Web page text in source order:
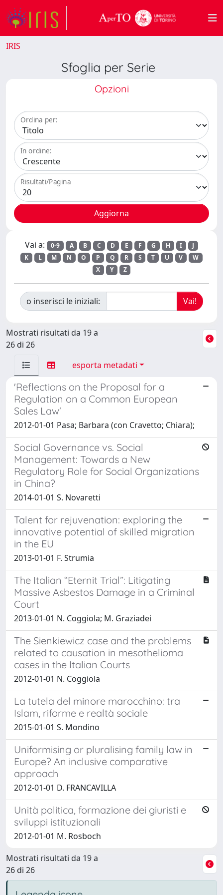
IRIS
Sfoglia per Serie
Opzioni
Ordina per:
In ordine:
Risultati/Pagina
Vai a: 0-9 A B C D E F G H I
J
K
L M N O P Q R S T U V
W
X
Y Z
o inserisci le iniziali:
Mostrati risultati da 19 a
26 di 26
esporta metadati
'Reflections on the Proposal for a
Regulation on a Common European
Sales Law'
2012-01-01 Pasa; Barbara (con Cravetto; Chiara);
Social Governance vs. Social
Management: Towards a New
Regulatory Role for Social Organizations
in China?
2014-01-01 S. Novaretti
Talent for rejuvenation: exploring the
innovative potential of skilled migration
in the EU
2013-01-01 F. Strumia
The Italian “Eternit Trial”: Litigating
Massive Asbestos Damage in a Criminal
Court
2013-01-01 N. Coggiola; M. Graziadei
The Sienkiewicz case and the problems
related to causation in mesothelioma
cases in the Italian Courts
2012-01-01 N. Coggiola
La tutela del minore marocchino: tra
Islam, riforme e realtà sociale
2015-01-01 S. Mondino
Uniformising or pluralising family law in
Europe? An inclusive comparative
approach
2012-01-01 D. FRANCAVILLA
Unità politica, formazione dei giuristi e
sviluppi istituzionali
2012-01-01 M. Rosboch
Mostrati risultati da 19 a
26 di 26